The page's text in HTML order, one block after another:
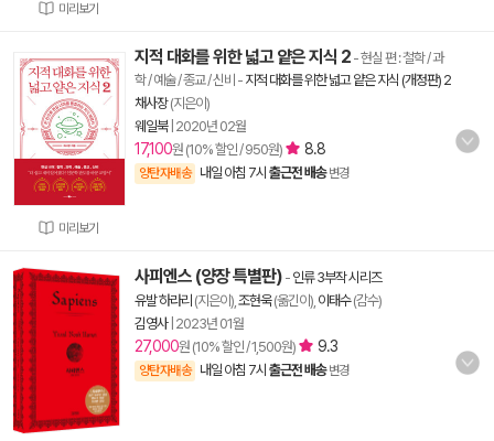
미리보기
미리보기
지적 대화를 위한 넓고 얕은 지식 2 - 현실 편 : 철학 / 과
학 / 예술 / 종교 / 신비 - 지적 대화를 위한 넓고 얕은 지식 (개정판) 2
채사장(지은이)
웨일북| 2020년 02월
17,100원 (10% 할인 / 950원) 8.8
양탄자배송 내일 아침 7시 출근전 배송 변경
사피엔스 (양장 특별판) - 인류 3부작 시리즈
유발 하라리 (지은이), 조현욱(옮긴이), 이태수(감수)
김영사| 2023년 01월
27,000원 (10% 할인 / 1,500원) 9.3
양탄자배송 내일 아침 7시 출근전 배송 변경